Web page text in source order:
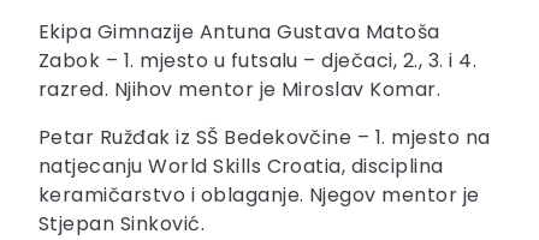
Ekipa Gimnazije Antuna Gustava Matoša
Zabok – 1. mjesto u futsalu – dječaci, 2., 3. i 4.
razred. Njihov mentor je Miroslav Komar.
Petar Ružđak iz SŠ Bedekovčine – 1. mjesto na
natjecanju World Skills Croatia, disciplina
keramičarstvo i oblaganje. Njegov mentor je
Stjepan Sinković.